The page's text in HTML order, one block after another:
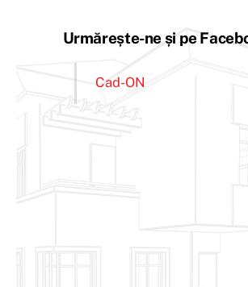
Urmărește-ne și pe
Cad-ON